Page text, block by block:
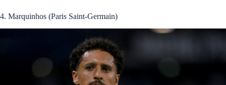
4. Marquinhos (Paris Saint-Germain)